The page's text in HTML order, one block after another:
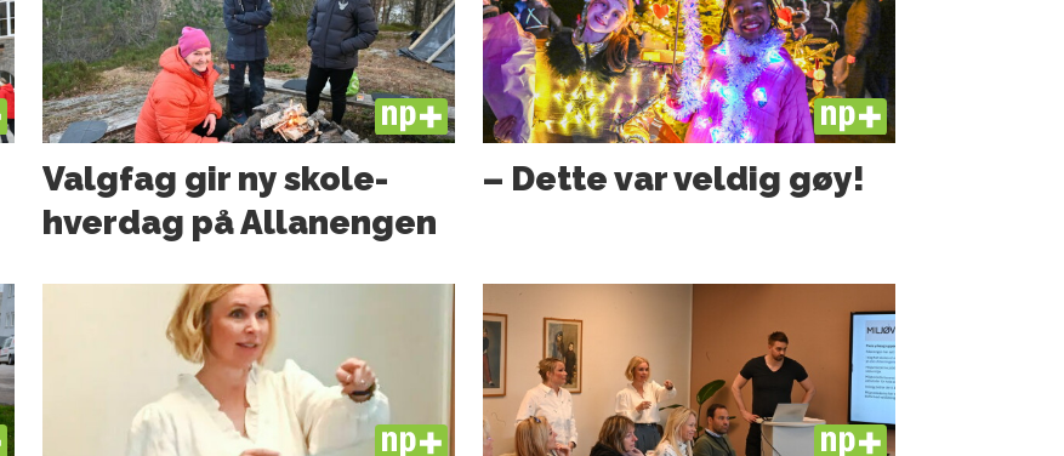
PLUS
Valgfag gir ny skole­
hverdag på Allanengen
PLUS
– Dette var veldig gøy!
PLUS PLUS